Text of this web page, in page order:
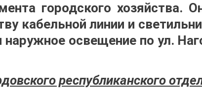
городского хозяйства.
кабельной линии и
освещение по ул.
республиканского